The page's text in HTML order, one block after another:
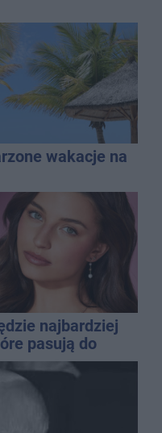
wakacje na
najbardziej
pasują do